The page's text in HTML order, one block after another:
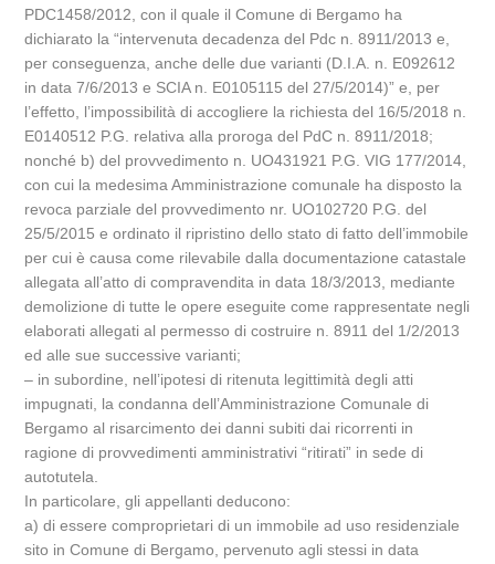
PDC1458/2012, con il quale il Comune di Bergamo ha
dichiarato la “intervenuta decadenza del Pdc n. 8911/2013 e,
per conseguenza, anche delle due varianti (D.I.A. n. E092612
in data 7/6/2013 e SCIA n. E0105115 del 27/5/2014)” e, per
l’effetto, l’impossibilità di accogliere la richiesta del 16/5/2018 n.
E0140512 P.G. relativa alla proroga del PdC n. 8911/2018;
nonché b) del provvedimento n. UO431921 P.G. VIG 177/2014,
con cui la medesima Amministrazione comunale ha disposto la
revoca parziale del provvedimento nr. UO102720 P.G. del
25/5/2015 e ordinato il ripristino dello stato di fatto dell’immobile
per cui è causa come rilevabile dalla documentazione catastale
allegata all’atto di compravendita in data 18/3/2013, mediante
demolizione di tutte le opere eseguite come rappresentate negli
elaborati allegati al permesso di costruire n. 8911 del 1/2/2013
ed alle sue successive varianti;
– in subordine, nell’ipotesi di ritenuta legittimità degli atti
impugnati, la condanna dell’Amministrazione Comunale di
Bergamo al risarcimento dei danni subiti dai ricorrenti in
ragione di provvedimenti amministrativi “ritirati” in sede di
autotutela.
In particolare, gli appellanti deducono:
a) di essere comproprietari di un immobile ad uso residenziale
sito in Comune di Bergamo, pervenuto agli stessi in data